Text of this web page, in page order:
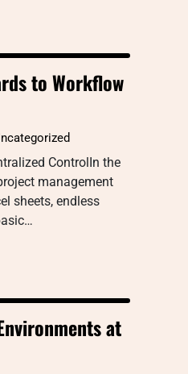
to Workflow
ControlIn the
management
sheets, endless
at